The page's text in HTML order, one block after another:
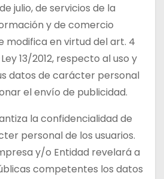
julio, de servicios de la
y de comercio
modifica en virtud del art. 4
13/2012, respecto al uso y
datos de carácter personal
el envío de publicidad.
la confidencialidad de
personal de los usuarios.
y/o Entidad revelará a
competentes los datos